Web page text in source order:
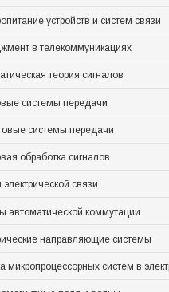
устройств и систем связи
в телекоммуникациях
теория сигналов
системы передачи
системы передачи
обработка сигналов
электрической связи
автоматической коммутации
направляющие системы
микропроцессорных систем в